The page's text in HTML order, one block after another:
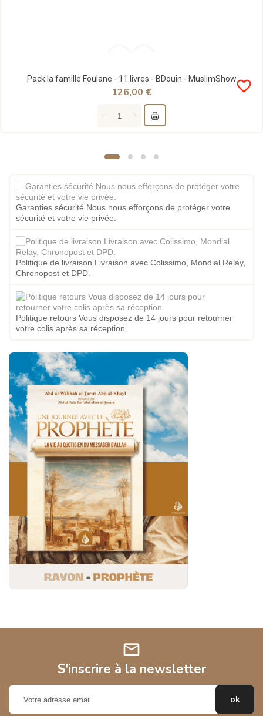
Pack la famille Foulane - 11 livres - BDouin - MuslimShowfavorite_border
126,00 €
Garanties sécurité Nous nous efforçons de protéger votre
sécurité et votre vie privée.
Politique de livraison Livraison avec Colissimo, Mondial Relay,
Chronopost et DPD.
Politique retours Vous disposez de 14 jours pour retourner
votre colis après sa réception.
mail
S'inscrire à la newsletter